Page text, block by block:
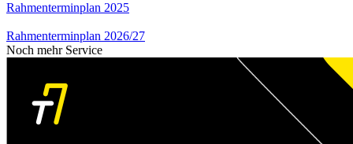
Rahmenterminplan 2025
Rahmenterminplan 2026/27
Noch mehr Service